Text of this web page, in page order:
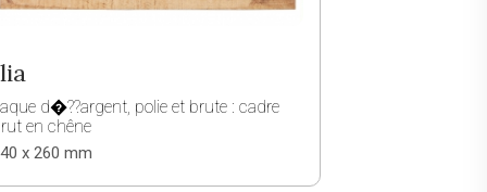
d�??argent, polie et brute : cadre
en chêne
x 260 mm